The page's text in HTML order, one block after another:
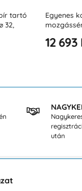
kapaszkodó
16 988 Ft
után